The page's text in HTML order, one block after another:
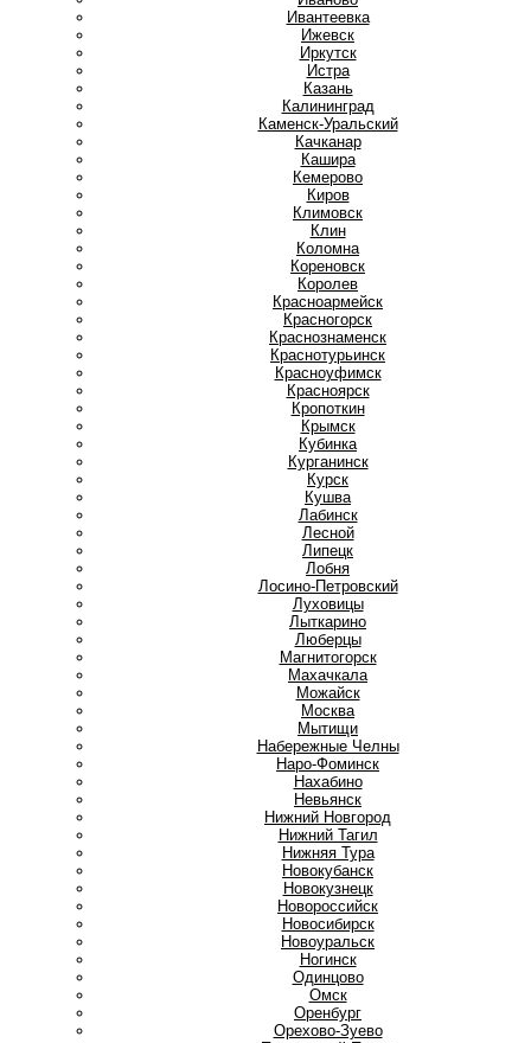
Ивантеевка
Ижевск
Иркутск
Истра
Казань
Калининград
Каменск-Уральский
Качканар
Кашира
Кемерово
Киров
Климовск
Клин
Коломна
Кореновск
Королев
Красноармейск
Красногорск
Краснознаменск
Краснотурьинск
Красноуфимск
Красноярск
Кропоткин
Крымск
Кубинка
Курганинск
Курск
Кушва
Лабинск
Лесной
Липецк
Лобня
Лосино-Петровский
Луховицы
Лыткарино
Люберцы
Магнитогорск
Махачкала
Можайск
Москва
Мытищи
Набережные Челны
Наро-Фоминск
Нахабино
Невьянск
Нижний Новгород
Нижний Тагил
Нижняя Тура
Новокубанск
Новокузнецк
Новороссийск
Новосибирск
Новоуральск
Ногинск
Одинцово
Омск
Оренбург
Орехово-Зуево